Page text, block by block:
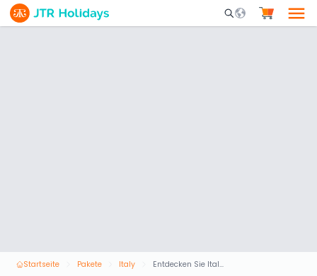
Mobile Search
Startseite Pakete Italy Entdecken Sie Italien und Mailand - 6 Nächte & 7 Tage